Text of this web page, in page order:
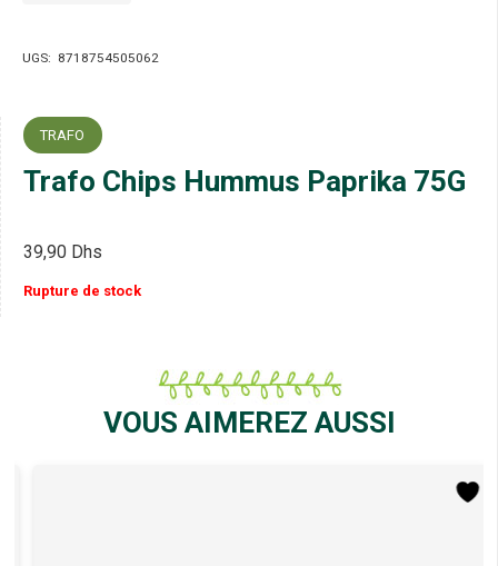
UGS: 8718754505062
TRAFO
Trafo Chips Hummus Paprika 75G
39,90 Dhs
Rupture de stock
VOUS AIMEREZ AUSSI